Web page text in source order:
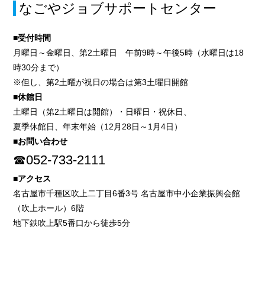
なごやジョブサポートセンター
■受付時間
月曜日～金曜日、第2土曜日 午前9時～午後5時（水曜日は18
時30分まで）
※但し、第2土曜が祝日の場合は第3土曜日開館
■休館日
土曜日（第2土曜日は開館）・日曜日・祝休日、
夏季休館日、年末年始（12月28日～1月4日）
■お問い合わせ
☎052-733-2111
■アクセス
名古屋市千種区吹上二丁目6番3号 名古屋市中小企業振興会館
（吹上ホール）6階
地下鉄吹上駅5番口から徒歩5分